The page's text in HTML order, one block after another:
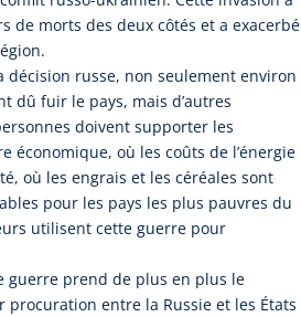
de morts des deux côtés et a exacerbé
décision russe, non seulement environ
dû fuir le pays, mais d’autres
doivent supporter les
économique, où les coûts de l’énergie
où les engrais et les céréales sont
pour les pays les plus pauvres du
utilisent cette guerre pour
guerre prend de plus en plus le
procuration entre la Russie et les États